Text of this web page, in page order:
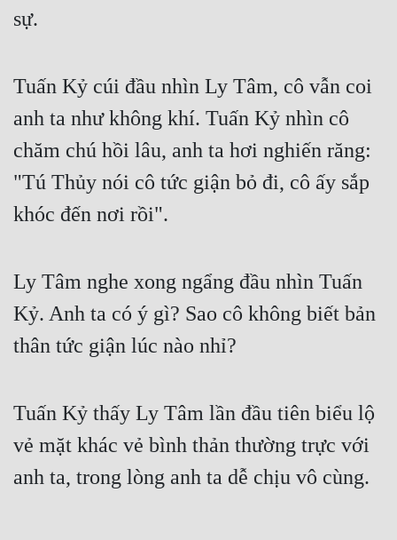
sự.
Tuấn Kỷ cúi đầu nhìn Ly Tâm, cô vẫn coi
anh ta như không khí. Tuấn Kỷ nhìn cô
chăm chú hồi lâu, anh ta hơi nghiến răng:
"Tú Thủy nói cô tức giận bỏ đi, cô ấy sắp
khóc đến nơi rồi".
Ly Tâm nghe xong ngẩng đầu nhìn Tuấn
Kỷ. Anh ta có ý gì? Sao cô không biết bản
thân tức giận lúc nào nhỉ?
Tuấn Kỷ thấy Ly Tâm lần đầu tiên biểu lộ
vẻ mặt khác vẻ bình thản thường trực với
anh ta, trong lòng anh ta dễ chịu vô cùng.